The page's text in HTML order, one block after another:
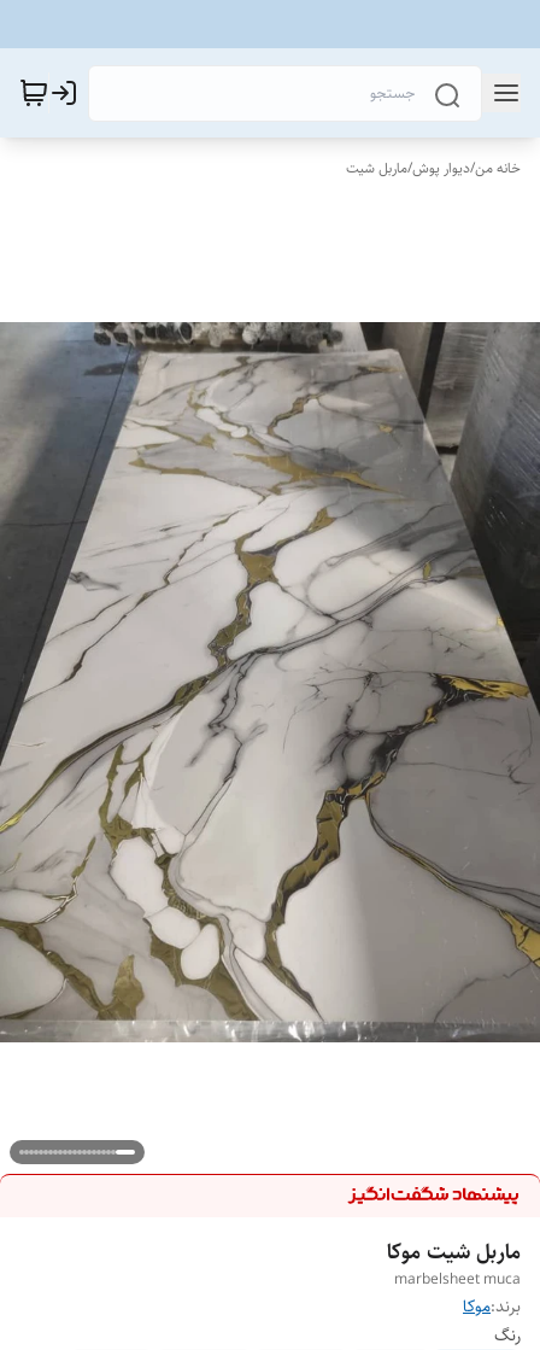
خانه من/دیوار پوش/ماربل شیت
ماربل شیت موکا
marbelsheet muca
برند:موکا
رنگ